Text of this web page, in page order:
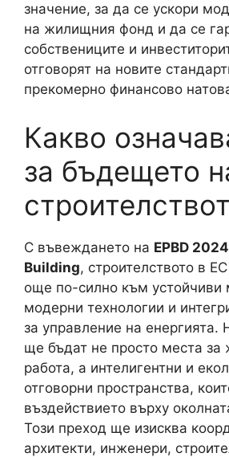
значение, за да се ускори
на жилищния фонд и да се
собствениците и
отговорят на новите
прекомерно финансово
Какво
за бъдещето
С въвеждането на EPBD
Building, строителството в
още по-силно към устойчиви
модерни технологии и
за управление на енергията.
ще бъдат не просто места за
работа, а интелигентни и
отговорни пространства,
въздействието върху
Този преход ще изисква
архитекти, инженери,